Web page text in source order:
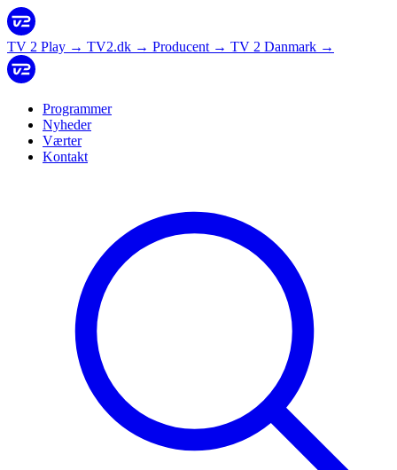
TV 2 Play → TV2.dk → Producent → TV 2 Danmark →
Programmer
Nyheder
Værter
Kontakt